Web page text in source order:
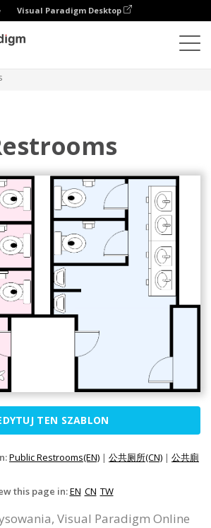
Visual Paradigm Desktop
TEN SZABLON
Public Restrooms(EN) | 公共厕所(CN) | 公共廁
this page in:EN CN TW
Visual Paradigm Online